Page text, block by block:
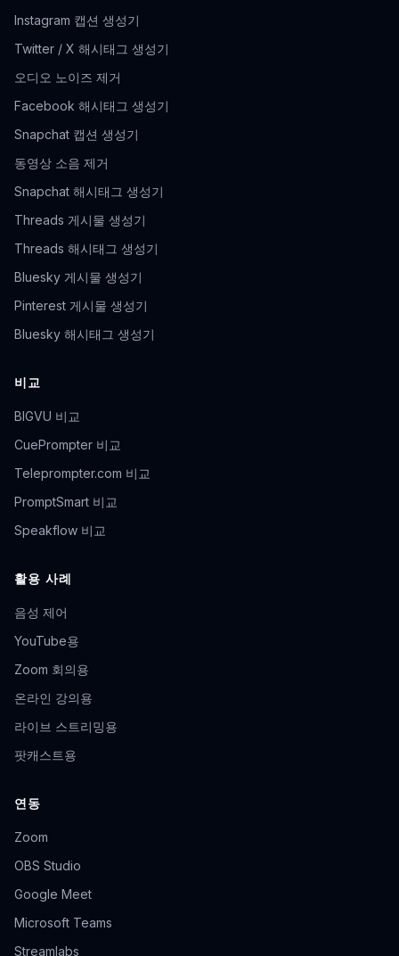
Instagram 캡션 생성기
Twitter / X 해시태그 생성기
오디오 노이즈 제거
Facebook 해시태그 생성기
Snapchat 캡션 생성기
동영상 소음 제거
Snapchat 해시태그 생성기
Threads 게시물 생성기
Threads 해시태그 생성기
Bluesky 게시물 생성기
Pinterest 게시물 생성기
Bluesky 해시태그 생성기
비교
BIGVU 비교
CuePrompter 비교
Teleprompter.com 비교
PromptSmart 비교
Speakflow 비교
활용 사례
음성 제어
YouTube용
Zoom 회의용
온라인 강의용
라이브 스트리밍용
팟캐스트용
연동
Zoom
OBS Studio
Google Meet
Microsoft Teams
Streamlabs